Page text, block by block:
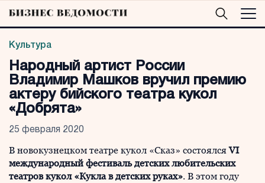
Культура
Народный артист России
Владимир Машков вручил премию
актеру бийского театра кукол
«Добрята»
25 февраля 2020
В новокузнецком театре кукол «Сказ» состоялсяVI
международный фестиваль детских любительских
театров кукол «Кукла в детских руках». В этом году